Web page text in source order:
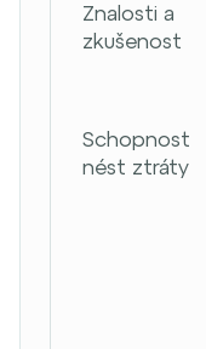
Znalosti a
zkušenost
Schopnost
nést ztráty